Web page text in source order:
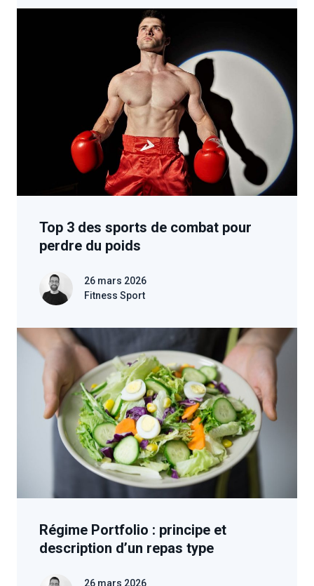
Top 3 des sports de combat pour
perdre du poids
26 mars 2026
Fitness Sport
Régime Portfolio : principe et
description d’un repas type
26 mars 2026